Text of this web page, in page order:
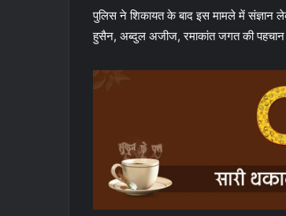
पुलिस ने शिकायत के बाद इस मामले में संज्ञान
हुसैन, अब्दुल अजीज, रमाकांत जगत की